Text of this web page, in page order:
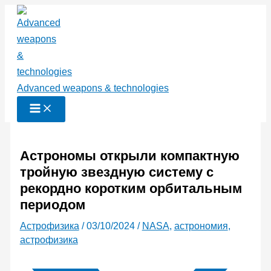
Перейти
содержимому
Advanced weapons & technologies
Астрономы открыли компактную
тройную звездную систему с
рекордно коротким орбитальным
периодом
Астрофизика /03/10/2024 / NASA, астрономия,
астрофизика